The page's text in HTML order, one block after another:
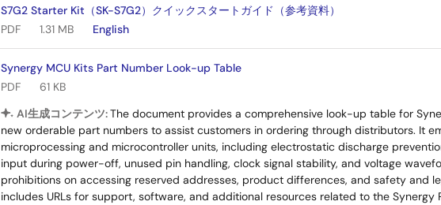
S7G2 Starter Kit（SK-S7G2）クイックスタートガイド（参考資料）
PDF
1.31 MB English
Synergy MCU Kits Part Number Look-up Table
PDF
61 KB
AI生成コンテンツ:The document provides a comprehensive look-up table for
new orderable part numbers to assist customers in ordering through distributors. It
microprocessing and microcontroller units, including electrostatic discharge
input during power-off, unused pin handling, clock signal stability, and voltage
prohibitions on accessing reserved addresses, product differences, and safety and
includes URLs for support, software, and additional resources related to the Synergy